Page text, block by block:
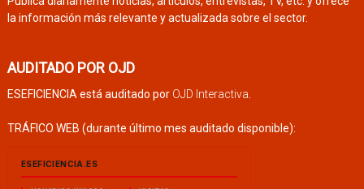
la información más relevante y actualizada sobre el sector.
AUDITADO POR OJD
ESEFICIENCIA está auditado por OJD Interactiva
TRÁFICO WEB (durante último mes auditado disponible):